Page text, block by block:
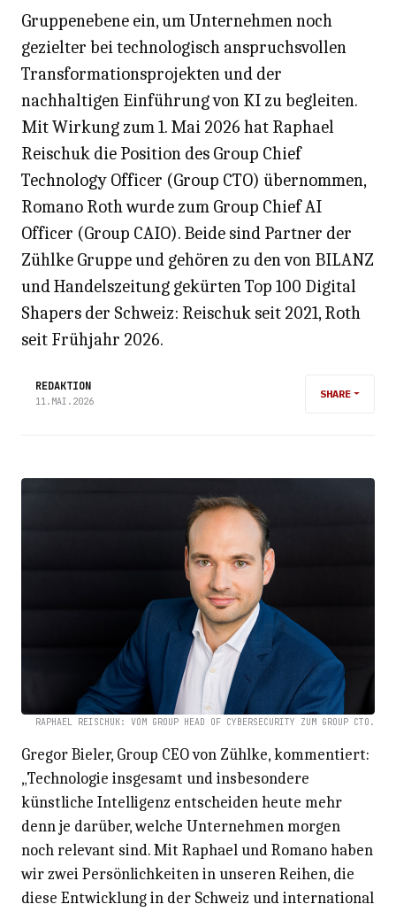
Gruppenebene ein, um Unternehmen noch
gezielter bei technologisch anspruchsvollen
Transformationsprojekten und der
nachhaltigen Einführung von KI zu begleiten.
Mit Wirkung zum 1. Mai 2026 hat Raphael
Reischuk die Position des Group Chief
Technology Officer (Group CTO) übernommen,
Romano Roth wurde zum Group Chief AI
Officer (Group CAIO). Beide sind Partner der
Zühlke Gruppe und gehören zu den von BILANZ
und Handelszeitung gekürten Top 100 Digital
Shapers der Schweiz: Reischuk seit 2021, Roth
seit Frühjahr 2026.
REDAKTION
11.MAI.2026
SHARE
RAPHAEL REISCHUK: VOM GROUP HEAD OF CYBERSECURITY ZUM GROUP CTO.
Gregor Bieler, Group CEO von Zühlke, kommentiert:
„Technologie insgesamt und insbesondere
künstliche Intelligenz entscheiden heute mehr
denn je darüber, welche Unternehmen morgen
noch relevant sind. Mit Raphael und Romano haben
wir zwei Persönlichkeiten in unseren Reihen, die
diese Entwicklung in der Schweiz und international